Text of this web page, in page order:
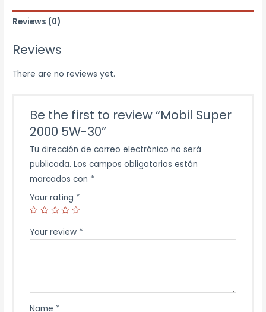
30
quantity
Reviews (0)
Reviews
There are no reviews yet.
Be the first to review “Mobil Super
2000 5W-30”
Tu dirección de correo electrónico no será
publicada. Los campos obligatorios están
marcados con *
Your rating *
Your review *
Name *